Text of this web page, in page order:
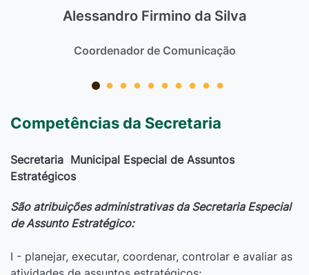
Alessandro Firmino da Silva
Coordenador de Comunicação
Competências da Secretaria
Secretaria Municipal Especial de Assuntos
Estratégicos
São atribuições administrativas da Secretaria Especial
de Assunto Estratégico:
I - planejar, executar, coordenar, controlar e avaliar as